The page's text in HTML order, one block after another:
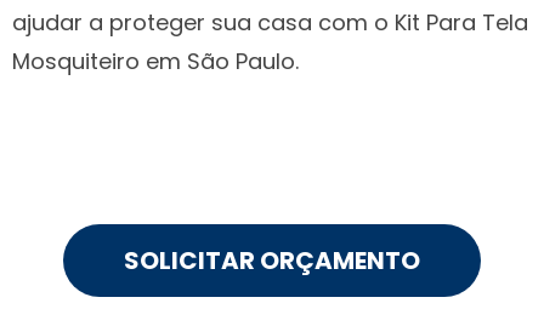
ajudar a proteger sua casa com o Kit Para Tela
Mosquiteiro em São Paulo.
SOLICITAR ORÇAMENTO